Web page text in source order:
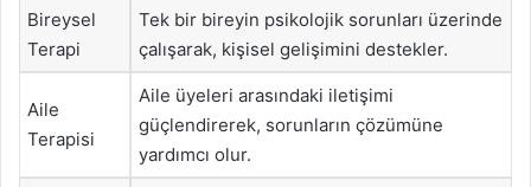
Bireysel
Terapi
Tek bir bireyin psikolojik sorunları üzerinde
çalışarak, kişisel gelişimini destekler.
Aile
Terapisi
Aile üyeleri arasındaki iletişimi
güçlendirerek, sorunların çözümüne
yardımcı olur.